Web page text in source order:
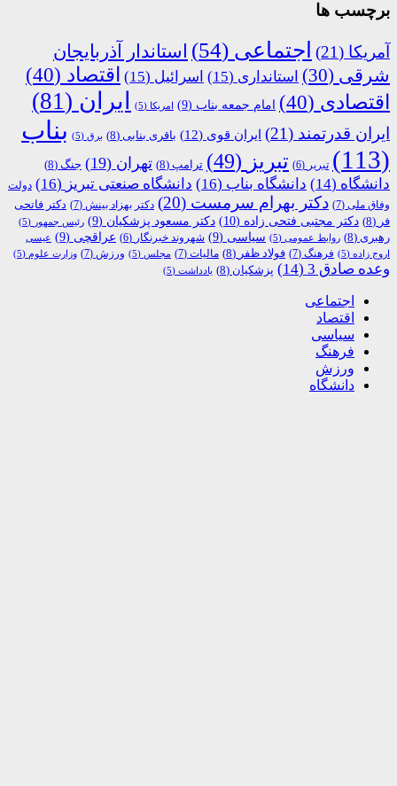
برچسب ها
آمریکا (21) اجتماعی (54)
استاندار آذربایجان
شرقی (30) استانداری (15) اسرائیل (15) اقتصاد (40)
اقتصادی (40) امام جمعه بناب (9) امریکا (5) ایران (81)
ایران قدرتمند (21) ایران قوی (12) باقری بنابی (8) برق (5)
بناب
(113)
تبریر (6) تبریز (49) ترامپ (8) تهران (19) جنگ (8)
دانشگاه (14) دانشگاه بناب (16) دانشگاه صنعتی تبریز (16)
دولت
وفاق ملی (7) دکتر بهرام سرمست (20) دکتر بهزاد بینش (7)
دکتر فاتحی
فر (8) دکتر مجتبی فتحی زاده (10) دکتر مسعود پزشکیان (9) رئیس جمهور (5)
رهبری (8) روابط عمومی (5) سیاسی (9) شهروند خبرنگار (6) عراقچی (9)
عیسی
اروج زاده (5) فرهنگ (7) فولاد ظفر (8) مالیات (7) مجلس (5) ورزش (7) وزارت علوم (5)
وعده صادق 3 (14) پزشکیان (8) یادداشت (5)
اجتماعی
اقتصاد
سیاسی
فرهنگ
ورزش
دانشگاه